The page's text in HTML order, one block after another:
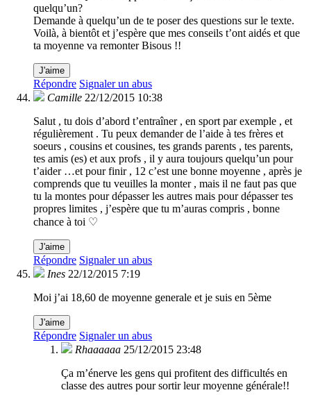
quelqu’un?
Demande à quelqu’un de te poser des questions sur le texte.
Voilà, à bientôt et j’espère que mes conseils t’ont aidés et que
ta moyenne va remonter Bisous !!
J'aime
Répondre Signaler un abus
Camille 22/12/2015 10:38
Salut , tu dois d’abord t’entraîner , en sport par exemple , et
régulièrement . Tu peux demander de l’aide à tes frères et
soeurs , cousins et cousines, tes grands parents , tes parents,
tes amis (es) et aux profs , il y aura toujours quelqu’un pour
t’aider …et pour finir , 12 c’est une bonne moyenne , après je
comprends que tu veuilles la monter , mais il ne faut pas que
tu la montes pour dépasser les autres mais pour dépasser tes
propres limites , j’espère que tu m’auras compris , bonne
chance à toi ♡
J'aime
Répondre Signaler un abus
Ines 22/12/2015 7:19
Moi j’ai 18,60 de moyenne generale et je suis en 5ème
J'aime
Répondre Signaler un abus
Rhaaaaaa 25/12/2015 23:48
Ça m’énerve les gens qui profitent des difficultés en
classe des autres pour sortir leur moyenne générale!!